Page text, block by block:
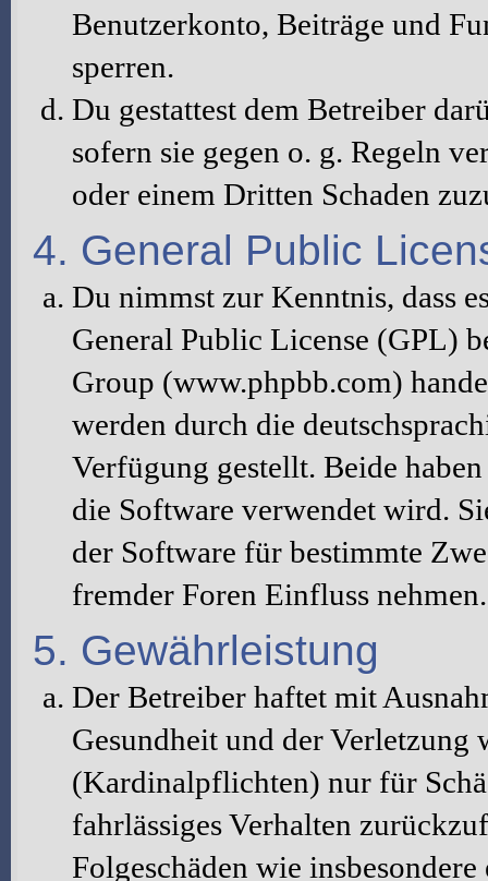
Benutzerkonto, Beiträge und
sperren.
Du gestattest dem Betreiber
sofern sie gegen o. g. Regeln
oder einem Dritten Schaden
4. General Public
Du nimmst zur Kenntnis, dass
General Public License (GPL)
Group (www.phpbb.com)
werden durch die
Verfügung gestellt. Beide
die Software verwendet wird.
der Software für bestimmte
fremder Foren Einfluss nehmen.
5. Gewährleistung
Der Betreiber haftet mit
Gesundheit und der
(Kardinalpflichten) nur für
fahrlässiges Verhalten
Folgeschäden wie